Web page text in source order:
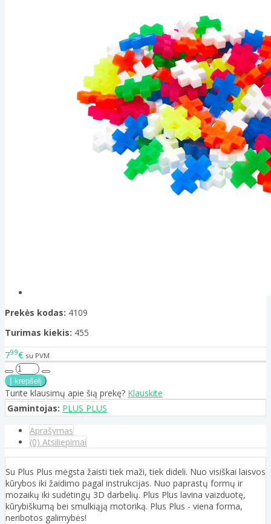
Prekės kodas: 4109
Turimas kiekis: 455
799€ su PVM
Turite klausimų apie šią prekę? Klauskite
Gamintojas: PLUS PLUS
Aprašymas
(0) Atsiliepimai
Su Plus Plus mėgsta žaisti tiek maži, tiek dideli. Nuo visiškai laisvos
kūrybos iki žaidimo pagal instrukcijas. Nuo paprastų formų ir
mozaikų iki sudėtingų 3D darbelių. Plus Plus lavina vaizduotę,
kūrybiškumą bei smulkiąją motoriką. Plus Plus - viena forma,
neribotos galimybės!